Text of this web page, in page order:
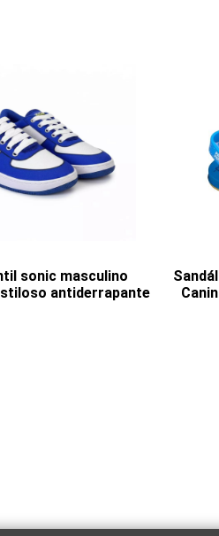
sonic masculino
antiderrapante